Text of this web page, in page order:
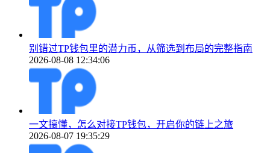
别错过TP钱包里的潜力币，从筛选到布局的完整指南
2026-08-08 12:34:06
一文搞懂，怎么对接TP钱包，开启你的链上之旅
2026-08-07 19:35:29